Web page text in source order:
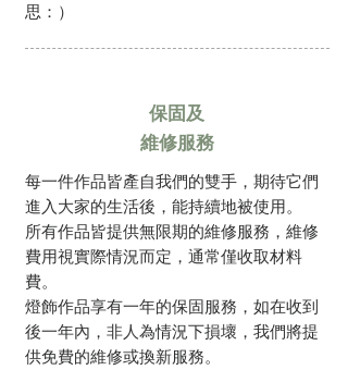
思：）
保固及
維修服務
每一件作品皆產自我們的雙手，期待它們
進入大家的生活後，能持續地被使用。
所有作品皆提供無限期的維修服務，維修
費用視實際情況而定，通常僅收取材料
費。
燈飾作品享有一年的保固服務，如在收到
後一年內，非人為情況下損壞，我們將提
供免費的維修或換新服務。